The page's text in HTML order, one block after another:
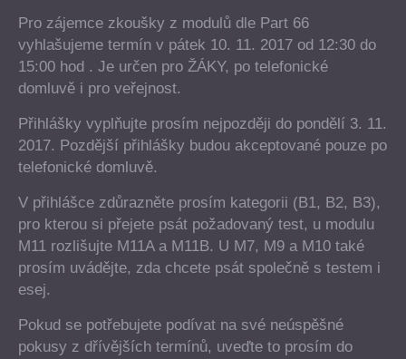
Pro zájemce zkoušky z modulů dle Part 66
vyhlašujeme termín v pátek 10. 11. 2017 od 12:30 do
15:00 hod . Je určen pro ŽÁKY, po telefonické
domluvě i pro veřejnost.
Přihlášky vyplňujte prosím nejpozději do pondělí 3. 11.
2017. Pozdější přihlášky budou akceptované pouze po
telefonické domluvě.
V přihlášce zdůrazněte prosím kategorii (B1, B2, B3),
pro kterou si přejete psát požadovaný test, u modulu
M11 rozlišujte M11A a M11B. U M7, M9 a M10 také
prosím uvádějte, zda chcete psát společně s testem i
esej.
Pokud se potřebujete podívat na své neúspěšné
pokusy z dřívějších termínů, uveďte to prosím do